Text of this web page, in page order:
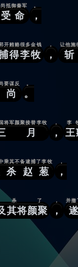
命
抵御秦军
，
。
得李牧
开贿赂很多金钱
，
， 让他施
要谋反
。
。
月
将军颜聚接替李牧
，
，
王
李
杀赵葱
乘其不备逮捕了李牧
，
，
其将颜聚
了
，
， 并撤